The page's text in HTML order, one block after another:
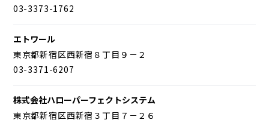
03-3373-1762
エトワール
東京都新宿区西新宿８丁目９－２
03-3371-6207
株式会社ハローパーフェクトシステム
東京都新宿区西新宿３丁目７－２６